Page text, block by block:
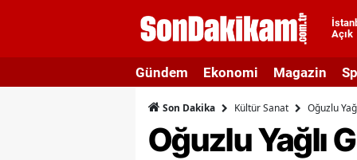
Açık
Gündem Ekonomi Magazin
Son Dakika Kültür Sanat Oğuzlu
Oğuzlu Yağlı